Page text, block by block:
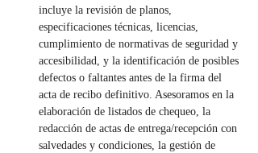
incluye la revisión de planos,
especificaciones técnicas, licencias,
cumplimiento de normativas de seguridad y
accesibilidad, y la identificación de posibles
defectos o faltantes antes de la firma del
acta de recibo definitivo. Asesoramos en la
elaboración de listados de chequeo, la
redacción de actas de entrega/recepción con
salvedades y condiciones, la gestión de